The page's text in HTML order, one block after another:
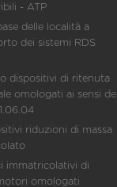
- ATP
delle località a
dei sistemi RDS
dispositivi di ritenuta
omologati ai sensi del
riduzioni di massa
immatricolativi di
omologati